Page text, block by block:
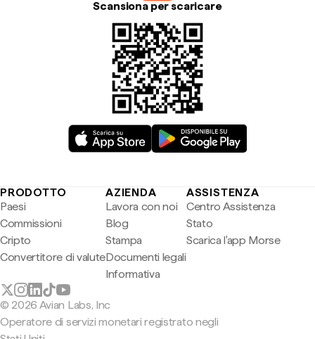
Scansiona per scaricare
PRODOTTO
Paesi
Commissioni
Cripto
Convertitore di valute
AZIENDA
Lavora con noi
Blog
Stampa
Documenti legali
Informativa
ASSISTENZA
Centro Assistenza
Stato
Scarica l'app Morse
© 2026 Avian Labs, Inc
Operatore di servizi monetari registrato negli